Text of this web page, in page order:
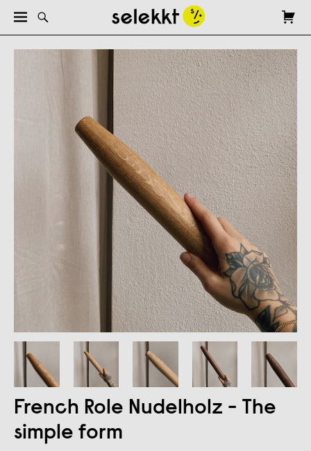
French Role Nudelholz - The
simple form